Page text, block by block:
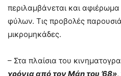
περιλαμβάνεται και
φύλων. Τις προβολές
μικρομηκάδες.
– Στα πλαίσια του
χρόνια από τον Μάη του ’68»